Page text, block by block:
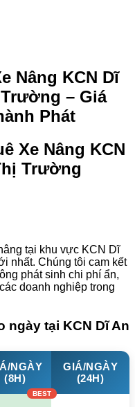
Nâng KCN Dĩ
– Giá
Phát
Xe Nâng KCN
Trường
tại khu vực KCN Dĩ
nhất. Chúng tôi cam kết
phát sinh chi phí ẩn,
doanh nghiệp trong
ngày tại KCN Dĩ An
NGÀY
(8H)
GIÁ/NGÀY
(24H)